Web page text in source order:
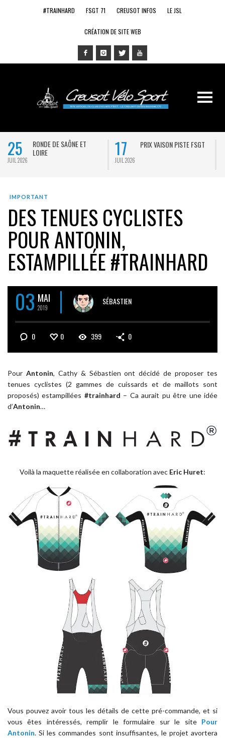
#TRAINHARD FSGT 71 CREUSOT INFOS LE JSL
CRÉATION DE SITE WEB
25
JUIL 2026
RONDE DE SAÔNE ET
LOIRE
17
JUIL 2026
PRIX VAISON PISTE FSGT
IMPORTANT
DES TENUES CYCLISTES
POUR ANTONIN,
ESTAMPILLÉE #TRAINHARD
03 MAI
2019
SÉBASTIEN
0 0 399 0
Pour Antonin, Cathy & Sébastien ont décidé de proposer tes
tenues cyclistes (2 gammes de cuissards et de maillots sont
proposés) estampillées #trainhard – Ca aurait pu être une idée
d’Antonin…
Voilà la maquette réalisée en collaboration avec Eric Huret:
Vous pouvez avoir tous les détails de cette pré-commande, et si
vous êtes intéressés, remplir le formulaire sur le site Pour
Antonin. Si les commandes sont insuffisantes, le projet avortera